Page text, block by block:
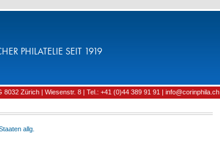
PHILATELIE SEIT 1919
8032 Zürich | Wiesenstr. 8 | Tel.: +41 (0)44 389 91 91 | info@corinphila.ch
allg.